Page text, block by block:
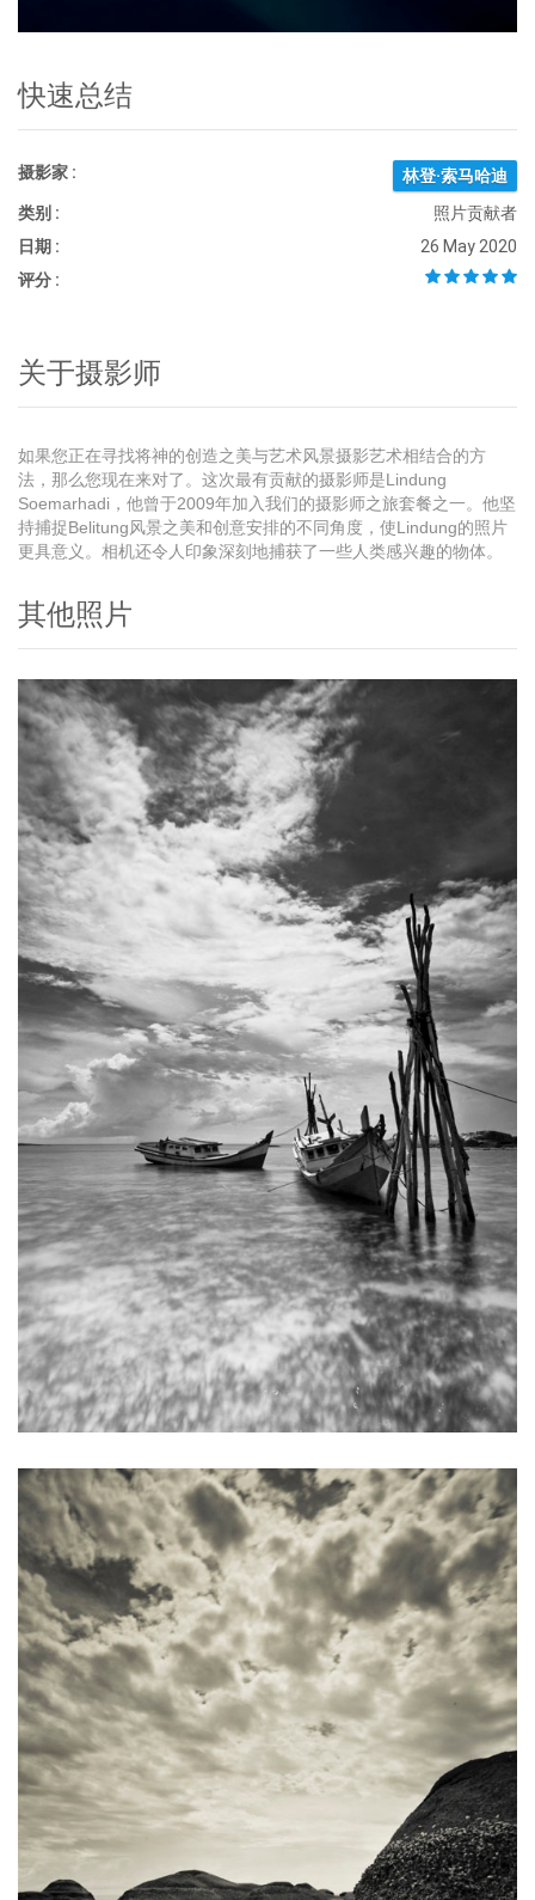
快速总结
摄影家 :
林登·索马哈迪
类别 :
照片贡献者
日期 :
26 May 2020
评分 :
关于摄影师
如果您正在寻找将神的创造之美与艺术风景摄影艺术相结合的方
法，那么您现在来对了。这次最有贡献的摄影师是Lindung
Soemarhadi，他曾于2009年加入我们的摄影师之旅套餐之一。他坚
持捕捉Belitung风景之美和创意安排的不同角度，使Lindung的照片
更具意义。相机还令人印象深刻地捕获了一些人类感兴趣的物体。
其他照片